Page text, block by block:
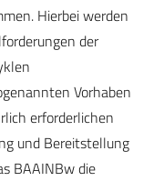
Hierbei werden
der
Vorhaben
erforderlichen
und Bereitstellung
BAAINBw die